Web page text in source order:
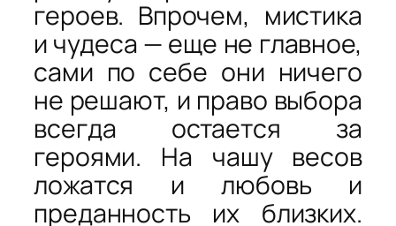
героев. Впрочем, мистика
и чудеса — еще не главное,
сами по себе они ничего
не решают, и право выбора
всегда остается за
героями. На чашу весов
ложатся и любовь и
преданность их близких.